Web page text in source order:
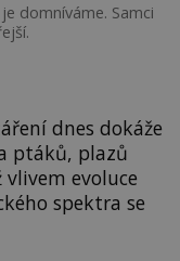
domníváme. Samci
dnes dokáže
ptáků, plazů
evoluce
spektra se